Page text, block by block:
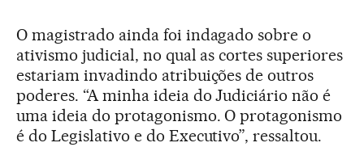
O magistrado ainda foi indagado sobre o
ativismo judicial, no qual as cortes superiores
estariam invadindo atribuições de outros
poderes. “A minha ideia do Judiciário não é
uma ideia do protagonismo. O protagonismo
é do Legislativo e do Executivo”, ressaltou.